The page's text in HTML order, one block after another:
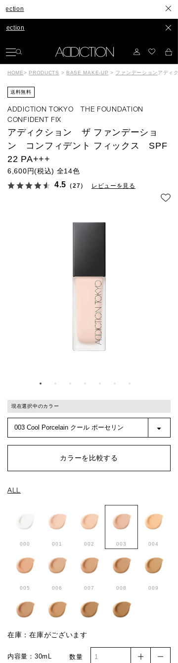
HOME> PRODUCTS > BASE MAKE-UP > ファンデーション アディ
送料無料
ADDICTION TOKYO THE FOUNDATION
CONFIDENT FIX
アディクション ザ ファンデーショ
ン コンフィデント フィックス SPF
22 PA+++
6,600円(税込) 全14色
4.5 （27） レビューを見る
現在選択中のカラー
カラーを比較する
ALL
000 001 002 003 004
005 006 007 008 009
010 011 012
在庫：在庫がございます
内容量：30mL 数量